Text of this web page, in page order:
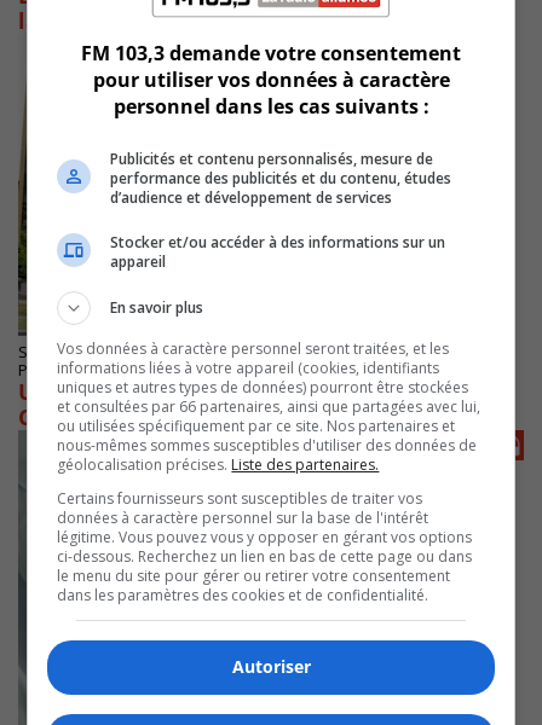
laboratoire serveur à Saint-Bruno
SAINT-BRUNO-DE-MONTARVILLE
Publié le 26 février 2023 à 08h00
Un laboratoire serveur sera construit au
CISSS-MC
FM 103,3 demande votre consentement
pour utiliser vos données à caractère
personnel dans les cas suivants :
Publicités et contenu personnalisés, mesure de
performance des publicités et du contenu, études
d’audience et développement de services
Stocker et/ou accéder à des informations sur un
appareil
En savoir plus
Vos données à caractère personnel seront traitées, et les
informations liées à votre appareil (cookies, identifiants
uniques et autres types de données) pourront être stockées
et consultées par 66 partenaires, ainsi que partagées avec lui,
ou utilisées spécifiquement par ce site. Nos partenaires et
nous-mêmes sommes susceptibles d'utiliser des données de
géolocalisation précises. Liste des partenaires.
Certains fournisseurs sont susceptibles de traiter vos
données à caractère personnel sur la base de l'intérêt
légitime. Vous pouvez vous y opposer en gérant vos options
ci-dessous. Recherchez un lien en bas de cette page ou dans
le menu du site pour gérer ou retirer votre consentement
dans les paramètres des cookies et de confidentialité.
Autoriser